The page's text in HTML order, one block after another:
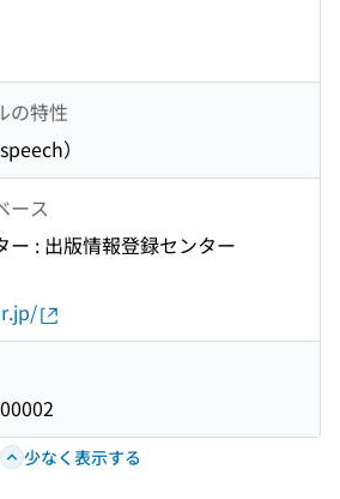
の特性
）
ース
ー : 出版情報登録センター
少なく表示する